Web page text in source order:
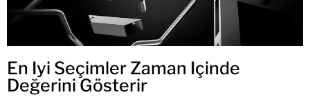
En Iyi Seçimler Zaman Içinde
Değerini Gösterir